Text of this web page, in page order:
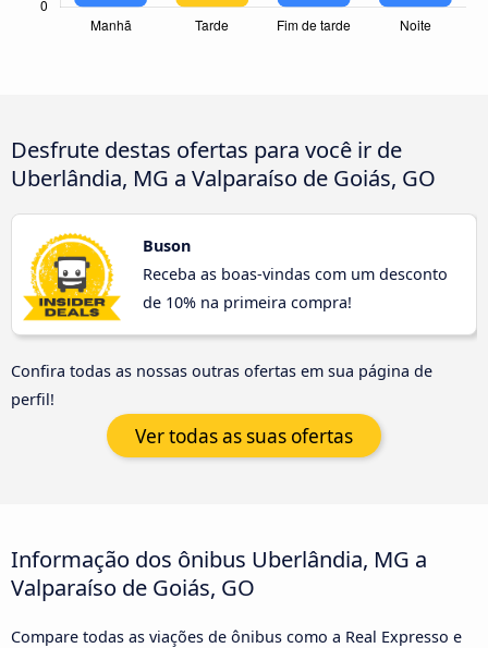
Desfrute destas ofertas para você ir de
Uberlândia, MG a Valparaíso de Goiás, GO
Buson
Receba as boas-vindas com um desconto
de 10% na primeira compra!
Confira todas as nossas outras ofertas em sua página de
perfil!
Ver todas as suas ofertas
Informação dos ônibus Uberlândia, MG a
Valparaíso de Goiás, GO
Compare todas as viações de ônibus como a Real Expresso e